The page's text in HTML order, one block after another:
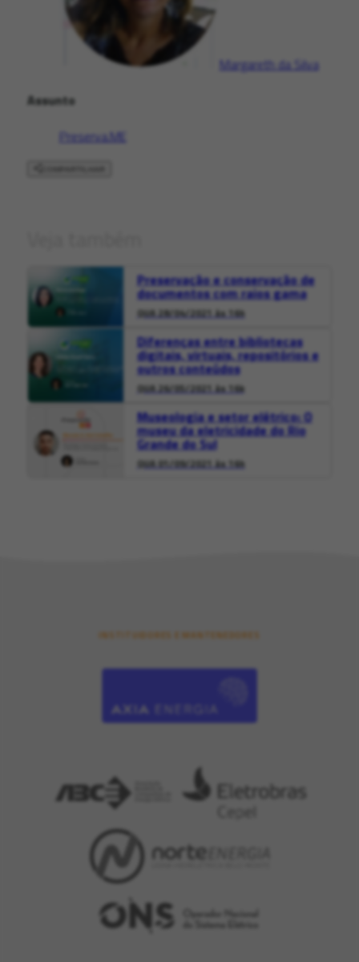
Margareth da Silva
Assunto
Preserva.ME
Preservação e conservação de
documentos com raios gama
QUA 28/04/2021 às 16h
Diferenças entre bibliotecas
digitais, virtuais, repositórios e
outros conteúdos
QUA 26/05/2021 às 16k
Museologia e setor elétrico: O
museu da eletricidade do Rio
Grande do Sul
QUA 01/09/2021 às 16h
INSTITUIDORES E MANTENEDORES